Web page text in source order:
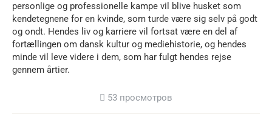
personlige og professionelle kampe vil blive husket som
kendetegnene for en kvinde, som turde være sig selv på godt
og ondt. Hendes liv og karriere vil fortsat være en del af
fortællingen om dansk kultur og mediehistorie, og hendes
minde vil leve videre i dem, som har fulgt hendes rejse
gennem årtier.
53 просмотров